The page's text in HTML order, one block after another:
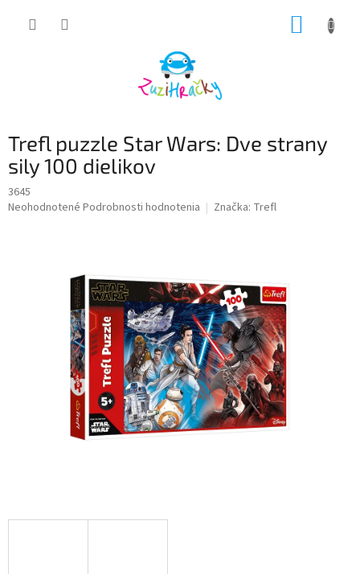
Trefl puzzle Star Wars: Dve strany
sily 100 dielikov
3645
Priemerné
Neohodnotené Podrobnosti hodnotenia Značka: Trefl